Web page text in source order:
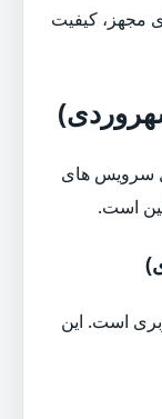
مجهز، کیفیت
سرویس های
است.
است. این